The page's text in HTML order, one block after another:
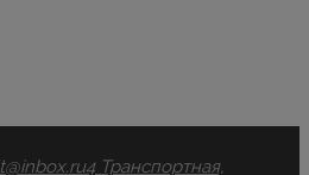
4 Транспортная,